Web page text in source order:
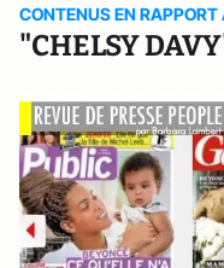
CONTENUS EN
"CHELSY